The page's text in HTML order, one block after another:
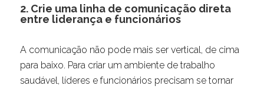
2. Crie uma linha de comunicação direta
entre liderança e funcionários
A comunicação não pode mais ser vertical, de cima
para baixo. Para criar um ambiente de trabalho
saudável, líderes e funcionários precisam se tornar